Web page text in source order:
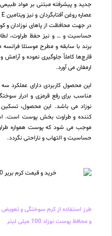
جدید و پیشرفته مبتنی بر مواد
در جهت محافظت از پاهای نوزادان و
حساسیت و … و نیز حفظ طراوت،
برند با سابقه و مطرح موستلا
قارچ‌ها کاملاً جلوگیری نموده و
ارمغان می آورد.
این محصول کاربردی دارای عملکرد
مناسب برای رفع قرمزی و ادرار
نوزاد می باشد. این محصول،
کننده و طراوت بخش پوست است.
موجب می شود که پوست همواره
حساسیت و التهاب و ناراحتی نگردد.
و محافظ پوست نوزاد 100 میلی لیتر